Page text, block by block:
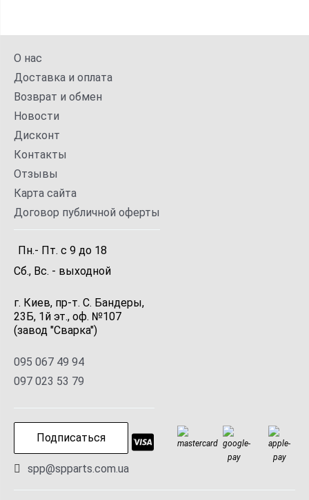
О нас
Доставка и оплата
Возврат и обмен
Новости
Дисконт
Контакты
Отзывы
Карта сайта
Договор публичной оферты
Пн.- Пт. с 9 до 18
Сб., Вс. - выходной
г. Киев, пр-т. С. Бандеры,
23Б, 1й эт., оф. №107
(завод "Сварка")
095 067 49 94
097 023 53 79
Подписаться
spp@spparts.com.ua